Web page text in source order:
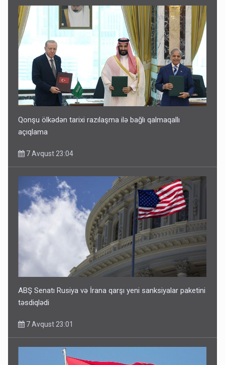
Qonşu ölkədən tarixi razılaşma ilə bağlı qalmaqallı
açıqlama
7 Avqust 23:04
ABŞ Senatı Rusiya və İrana qarşı yeni sanksiyalar paketini
təsdiqlədi
7 Avqust 23:01